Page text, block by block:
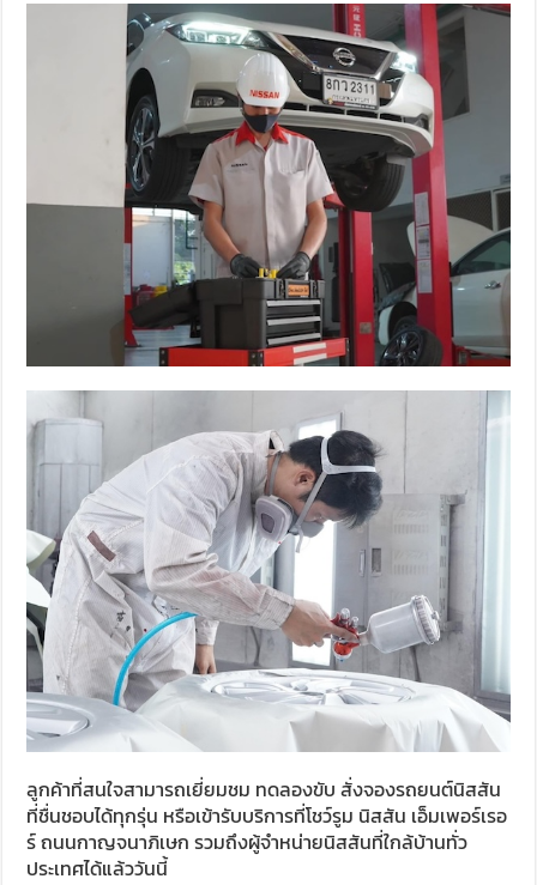
ลูกค้าที่สนใจสามารถเยี่ยมชม ทดลองขับ สั่งจองรถยนต์นิสสัน
ที่ชื่นชอบได้ทุกรุ่น หรือเข้ารับบริการที่โชว์รูม นิสสัน เอ็มเพอร์เรอ
ร์ ถนนกาญจนาภิเษก รวมถึงผู้จำหน่ายนิสสันที่ใกล้บ้านทั่ว
ประเทศได้แล้ววันนี้